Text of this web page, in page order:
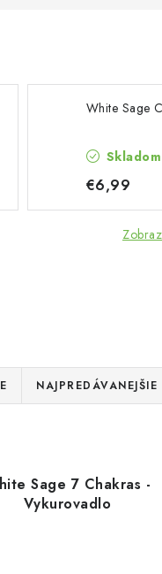
White Sage
Skladom
€6,99
NAJPREDÁVANEJŠIE
Sage 7 Chakras -
Vykurovadlo